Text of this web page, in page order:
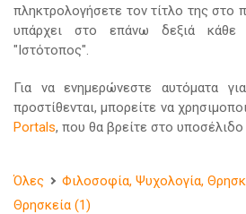
πληκτρολογήσετε τον τίτλο της στο
υπάρχει στο επάνω δεξιά κάθε
"Ιστότοπος".
Για να ενημερώνεστε αυτόματα
προστίθενται, μπορείτε να
Portals, που θα βρείτε στο
Όλες
Φιλοσοφία, Ψυχολογία,
Θρησκεία (1)